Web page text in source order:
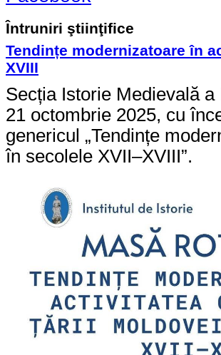
Întruniri ştiinţifice
Tendințe modernizatoare în
XVIII
Secția Istorie Medievală
21 octombrie 2025, cu
genericul „Tendințe
în secolele XVII–XVIII”.